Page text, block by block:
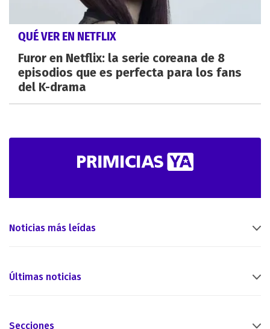
QUÉ VER EN NETFLIX
Furor en Netflix: la serie coreana de 8
episodios que es perfecta para los fans
del K-drama
Noticias más leídas
Últimas noticias
Secciones